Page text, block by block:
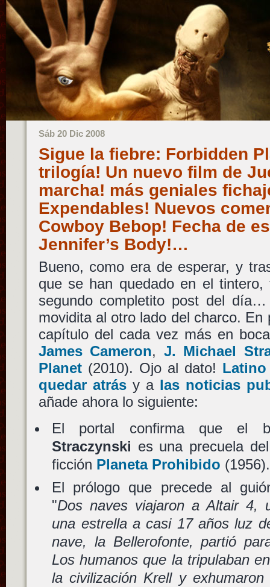
Sáb 20 Dic 2008
Sigue la fiebre: Forbidden
trilogía! Un nuevo film de
marcha! más geniales
Expendables! Nuevos
Cowboy Bebop! Fecha de
Jennifer’s Body!…
Bueno, como era de esperar, y
que se han quedado en el
segundo completito post del
movidita al otro lado del charco. En
capítulo del cada vez más en
James Cameron, J. Michael
Planet(2010). Ojo al dato!
quedar atrásy a las noticias
añade ahora lo siguiente:
El portal confirma que el
Straczynski es una precuela
ficción Planeta Prohibido (1956).
El prólogo que precede al
"Dos naves viajaron a Altair 4,
una estrella a casi 17 años luz
nave, la Bellerofonte, partió
Los humanos que la tripulaban
la civilización Krell y